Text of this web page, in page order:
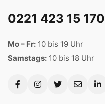
0221 423 15 170
Mo – Fr: 10 bis 19 Uhr
Samstags: 10 bis 18 Uhr